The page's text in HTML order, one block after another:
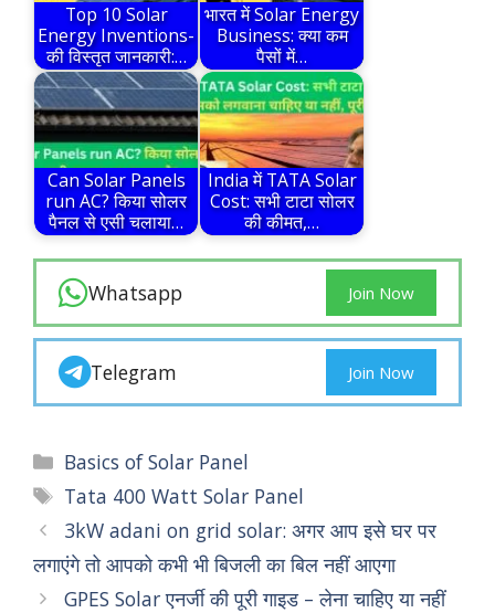
Top 10 Solar
Energy Inventions-
की विस्तृत जानकारी:…
भारत में Solar Energy
Business: क्या कम
पैसों में…
Can Solar Panels
run AC? किया सोलर
पैनल से एसी चलाया…
India में TATA Solar
Cost: सभी टाटा सोलर
की कीमत,…
Whatsapp Join Now
Telegram Join Now
Categories
Basics of Solar Panel
Tags
Tata 400 Watt Solar Panel
3kW adani on grid solar: अगर आप इसे घर पर
लगाएंगे तो आपको कभी भी बिजली का बिल नहीं आएगा
GPES Solar एनर्जी की पूरी गाइड – लेना चाहिए या नहीं